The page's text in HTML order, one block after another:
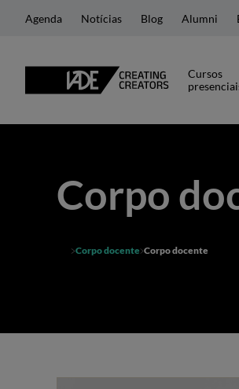
Agenda Notícias Blog Alumni
Cursos
Corpo
Corpo docente Corpo docente